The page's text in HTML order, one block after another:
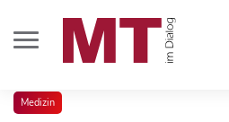
Medizin